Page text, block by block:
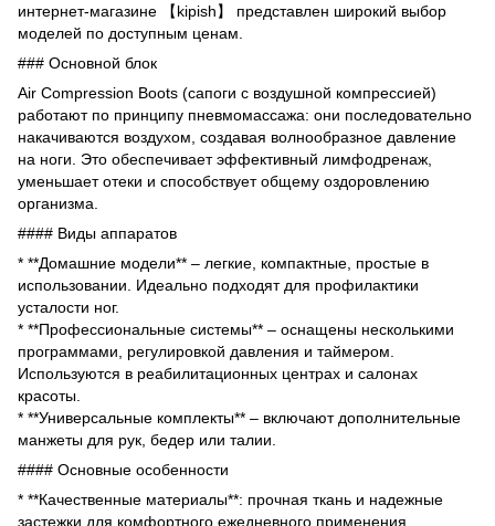
интернет-магазине 【kipish】 представлен широкий выбор
моделей по доступным ценам.
### Основной блок
Air Compression Boots (сапоги с воздушной компрессией)
работают по принципу пневмомассажа: они последовательно
накачиваются воздухом, создавая волнообразное давление
на ноги. Это обеспечивает эффективный лимфодренаж,
уменьшает отеки и способствует общему оздоровлению
организма.
#### Виды аппаратов
* **Домашние модели** – легкие, компактные, простые в
использовании. Идеально подходят для профилактики
усталости ног.
* **Профессиональные системы** – оснащены несколькими
программами, регулировкой давления и таймером.
Используются в реабилитационных центрах и салонах
красоты.
* **Универсальные комплекты** – включают дополнительные
манжеты для рук, бедер или талии.
#### Основные особенности
* **Качественные материалы**: прочная ткань и надежные
застежки для комфортного ежедневного применения.